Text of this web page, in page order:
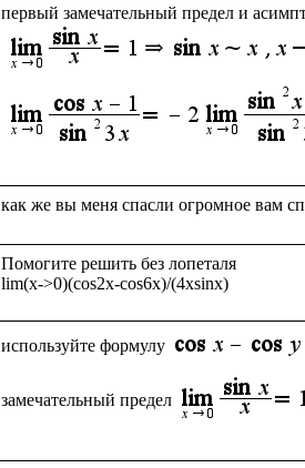
первый замечательный предел и
Помогите решить без лопеталя
используйте формулу
замечательный предел